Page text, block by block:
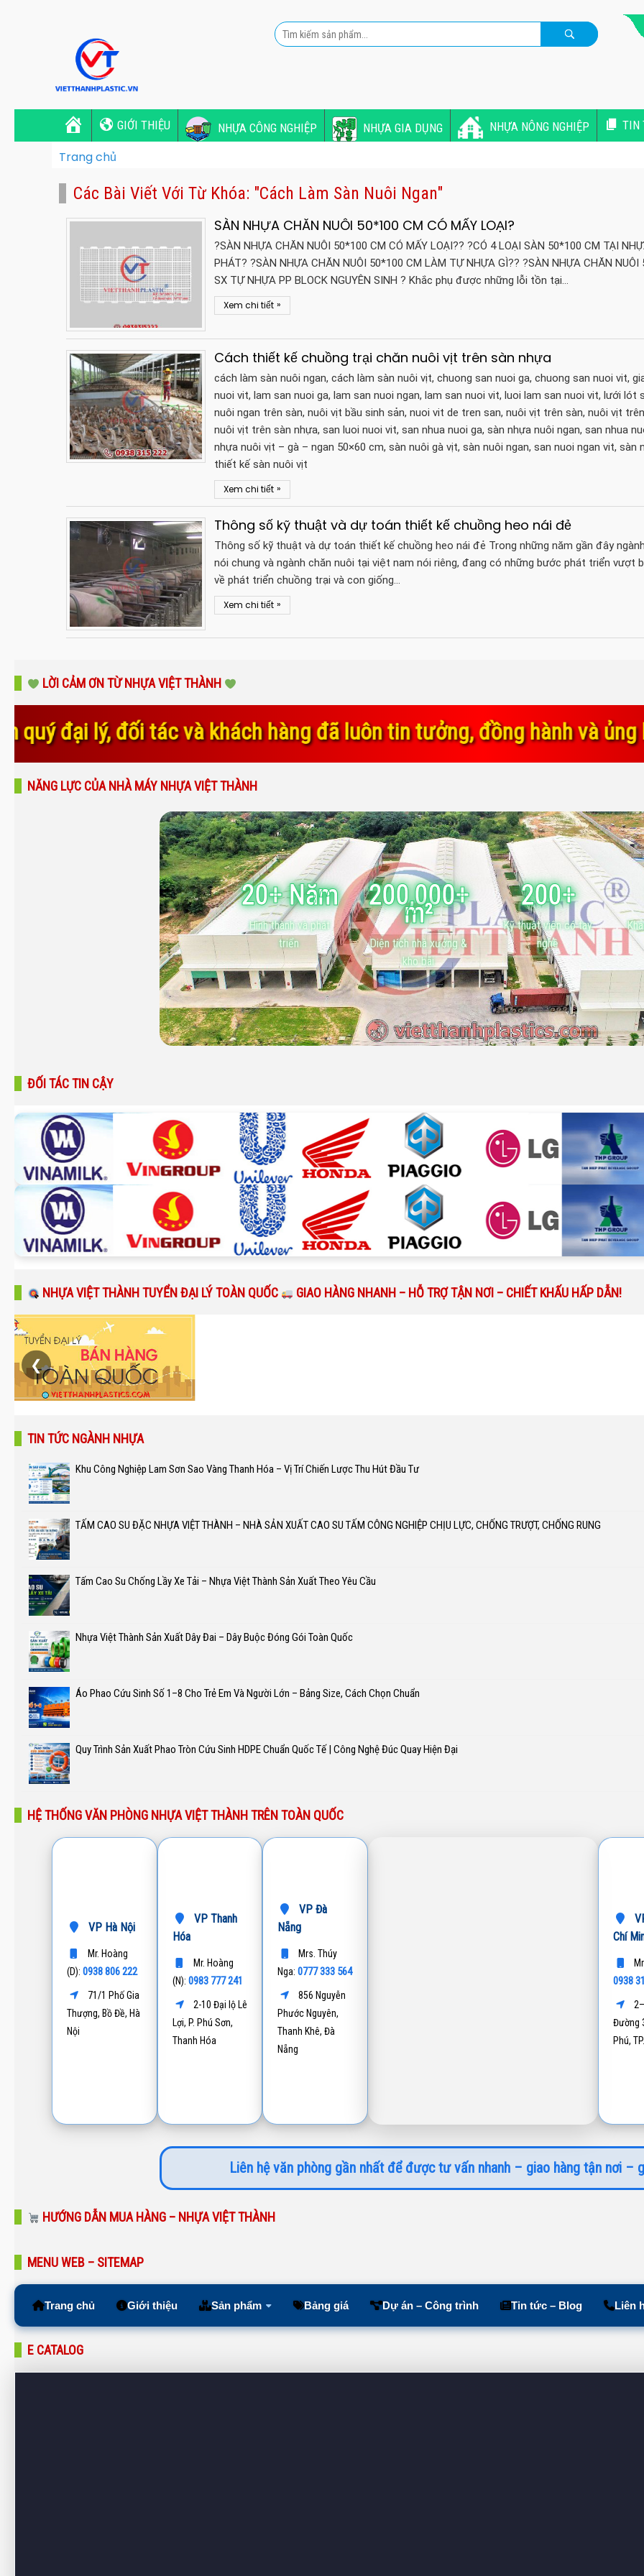
GIỚI THIỆU NHỰA CÔNG NGHIỆP NHỰA GIA DỤNG NHỰA NÔNG NGHIỆP TIN
Trang chủ
Các Bài Viết Với Từ Khóa: "cách Làm Sàn Nuôi Ngan"
SÀN NHỰA CHĂN NUÔI 50*100 CM CÓ MẤY LOẠI?
?SÀN NHỰA CHĂN NUÔI 50*100 CM CÓ MẤY LOẠI?? ?CÓ 4 LOẠI SÀN 50*100 CM TẠI
PHÁT? ?SÀN NHỰA CHĂN NUÔI 50*100 CM LÀM TỰ NHỰA GÌ?? ?SÀN NHỰA CHĂN
SX TỰ NHỰA PP BLOCK NGUYÊN SINH ? Khắc phụ được những lỗi tồn tại…
Xem chi tiết »
Cách thiết kế chuồng trại chăn nuôi vịt trên sàn nhựa
cách làm sàn nuôi ngan, cách làm sàn nuôi vịt, chuong san nuoi ga, chuong san nuoi vit,
nuoi vit, lam san nuoi ga, lam san nuoi ngan, lam san nuoi vit, luoi lam san nuoi vit, lưới lót
nuôi ngan trên sàn, nuôi vịt bầu sinh sản, nuoi vit de tren san, nuôi vịt trên sàn, nuôi vịt
nuôi vịt trên sàn nhựa, san luoi nuoi vit, san nhua nuoi ga, sàn nhựa nuôi ngan, san nhua
nhựa nuôi vịt – gà – ngan 50×60 cm, sàn nuôi gà vịt, sàn nuôi ngan, san nuoi ngan vit, sàn
thiết kế sàn nuôi vịt
Xem chi tiết »
Thông số kỹ thuật và dự toán thiết kế chuồng heo nái đẻ
Thông số kỹ thuật và dự toán thiết kế chuồng heo nái đẻ Trong những năm gần đây
nói chung và ngành chăn nuôi tại việt nam nói riêng, đang có những bước phát triển vượt
về phát triển chuồng trại và con giống…
Xem chi tiết »
LỜI CẢM ƠN TỪ NHỰA VIỆT THÀNH
đã luôn tin tưởng, đồng hành và ủng hộ chúng tôi trong suốt
NĂNG LỰC CỦA NHÀ MÁY NHỰA VIỆT THÀNH
20+ Năm
Hình thành và phát
triển
200,000+
m²
Diện tích nhà xưởng &
kho bãi
200+
Kỹ thuật viên có tay
nghề
ĐỐI TÁC TIN CẬY
NHỰA VIỆT THÀNH TUYỂN ĐẠI LÝ TOÀN QUỐC GIAO HÀNG NHANH – HỖ TRỢ TẬN NƠI – CHIẾT KHẤU HẤP DẪN!
❮
TIN TỨC NGÀNH NHỰA
Khu Công Nghiệp Lam Sơn Sao Vàng Thanh Hóa – Vị Trí Chiến Lược Thu Hút Đầu Tư
TẤM CAO SU ĐẶC NHỰA VIỆT THÀNH – NHÀ SẢN XUẤT CAO SU TẤM CÔNG NGHIỆP CHỊU LỰC, CHỐNG TRƯỢT, CHỐNG RUNG
Tấm Cao Su Chống Lầy Xe Tải – Nhựa Việt Thành Sản Xuất Theo Yêu Cầu
Nhựa Việt Thành Sản Xuất Dây Đai – Dây Buộc Đóng Gói Toàn Quốc
Áo Phao Cứu Sinh Số 1–8 Cho Trẻ Em Và Người Lớn – Bảng Size, Cách Chọn Chuẩn
Quy Trình Sản Xuất Phao Tròn Cứu Sinh HDPE Chuẩn Quốc Tế | Công Nghệ Đúc Quay Hiện Đại
HỆ THỐNG VĂN PHÒNG NHỰA VIỆT THÀNH TRÊN TOÀN QUỐC
VP Hà Nội
Mr. Hoàng
(D): 0938 806 222
71/1 Phố Gia
Thượng, Bồ Đề, Hà
Nội
VP Thanh
Hóa
Mr. Hoàng
(N): 0983 777 241
2-10 Đại lộ Lê
Lợi, P. Phú Sơn,
Thanh Hóa
VP Đà
Nẵng
Mrs. Thúy
Nga:0777 333 564
856 Nguyễn
Phước Nguyên,
Thanh Khê, Đà
Nẵng
Chí
0938
Đường
Phú,
Liên hệ văn phòng gần nhất để được tư vấn nhanh – giao hàng tận nơi –
HƯỚNG DẪN MUA HÀNG – NHỰA VIỆT THÀNH
MENU WEB – SITEMAP
Trang chủ Giới thiệu Sản phẩm Bảng giá Dự án – Công trình Tin tức – Blog Liên
E CATALOG